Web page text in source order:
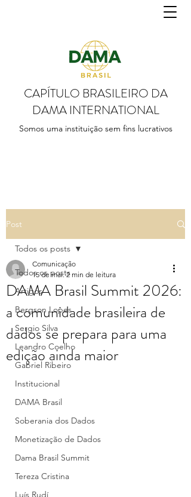
CAPÍTULO BRASILEIRO DA
DAMA INTERNATIONAL
Somos uma instituição sem fins lucrativos
Post
Todos os posts
Artigos
Bergson Lopes
Sergio Silva
Leandro Coelho
Gabriel Ribeiro
Institucional
DAMA Brasil
Soberania dos Dados
Monetização de Dados
Dama Brasil Summit
Tereza Cristina
Luís Rudí
Todos os posts
DAMA Brasil Summit 2026:
a comunidade brasileira de
dados se prepara para uma
edição ainda maior
Comunicação
15 de mai. 2 min de leitura